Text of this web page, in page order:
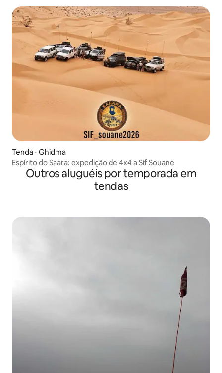
Tenda ⋅ Ghidma
Espírito do Saara: expedição de 4x4 a Sif Souane
Outros aluguéis por temporada em
tendas